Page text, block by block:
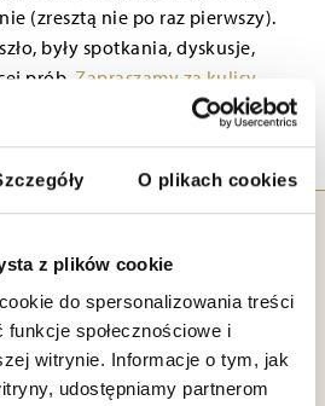
O plikach cookies
z plików cookie
do spersonalizowania treści
społecznościowe i
witrynie. Informacje o tym, jak
udostępniamy partnerom
(zresztą nie po raz pierwszy).
były spotkania, dyskusje,
prób. Zapraszamy za kulisy.